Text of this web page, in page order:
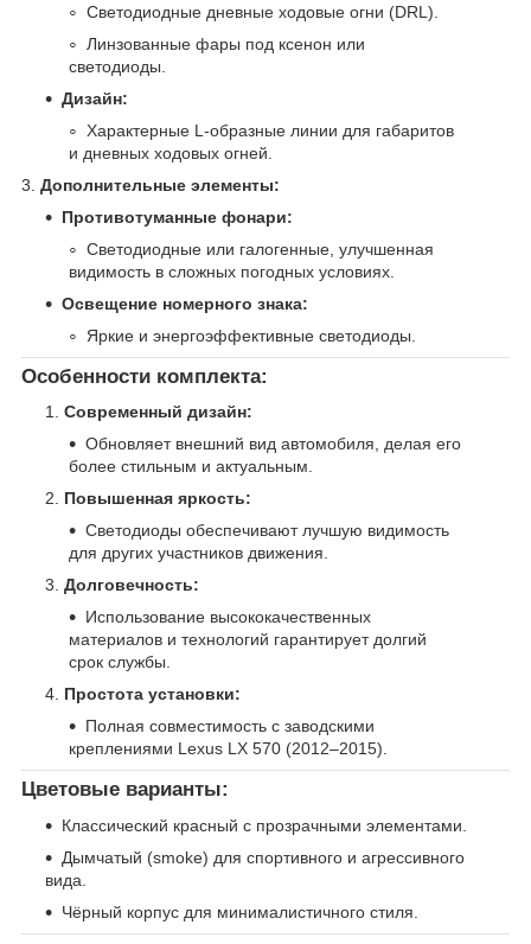
Светодиодные дневные ходовые огни (DRL).
Линзованные фары под ксенон или
светодиоды.
Дизайн:
Характерные L-образные линии для габаритов
и дневных ходовых огней.
3. Дополнительные элементы:
Противотуманные фонари:
Светодиодные или галогенные, улучшенная
видимость в сложных погодных условиях.
Освещение номерного знака:
Яркие и энергоэффективные светодиоды.
Особенности комплекта:
Современный дизайн:
Обновляет внешний вид автомобиля, делая его
более стильным и актуальным.
Повышенная яркость:
Светодиоды обеспечивают лучшую видимость
для других участников движения.
Долговечность:
Использование высококачественных
материалов и технологий гарантирует долгий
срок службы.
Простота установки:
Полная совместимость с заводскими
креплениями Lexus LX 570 (2012–2015).
Цветовые варианты:
Классический красный с прозрачными элементами.
Дымчатый (smoke) для спортивного и агрессивного
вида.
Чёрный корпус для минималистичного стиля.